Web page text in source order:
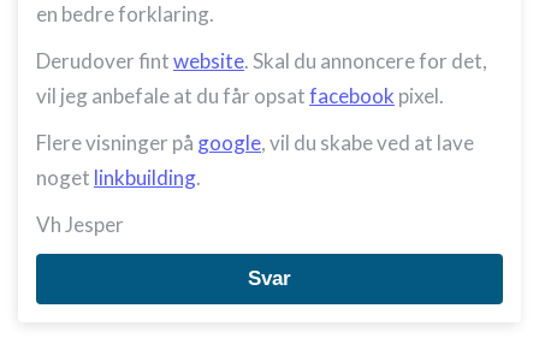
en bedre forklaring.
Derudover fintwebsite. Skal du annoncere for det,
vil jeg anbefale at du får opsatfacebook pixel.
Flere visninger på google, vil du skabe ved at lave
noget linkbuilding.
Vh Jesper
Svar